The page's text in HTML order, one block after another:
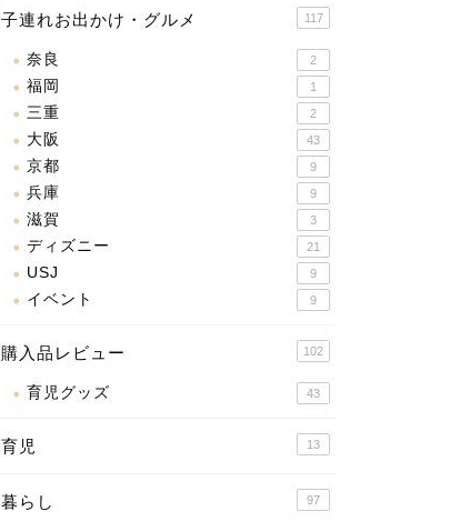
子連れお出かけ・グルメ 117
奈良 2
福岡 1
三重 2
大阪 43
京都 9
兵庫 9
滋賀 3
ディズニー 21
USJ 9
イベント 9
購入品レビュー 102
育児グッズ 43
育児 13
暮らし 97